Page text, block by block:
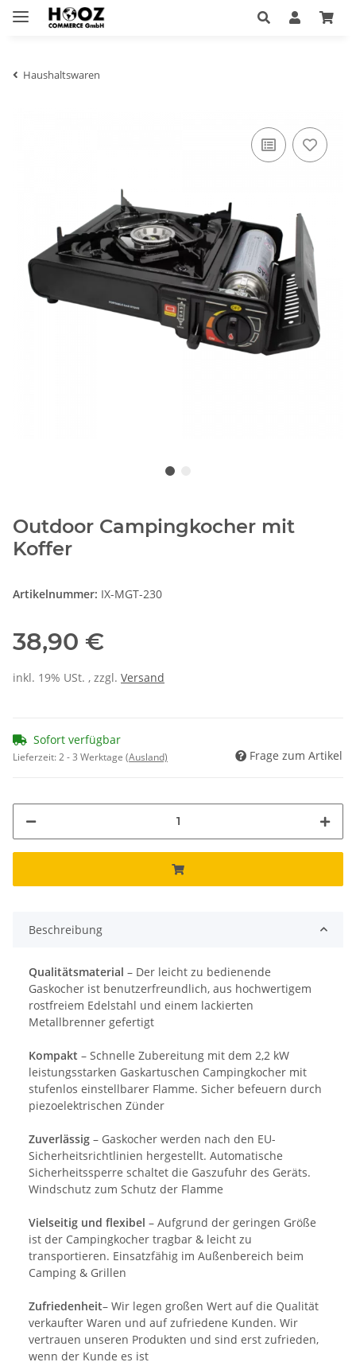
Haushaltswaren
Outdoor Campingkocher mit
Koffer
Artikelnummer: IX-MGT-230
38,90 €
inkl. 19% USt. , zzgl. Versand
Sofort verfügbar
Lieferzeit:2 - 3 Werktage (Ausland) Frage zum Artikel
Beschreibung
Qualitätsmaterial – Der leicht zu bedienende
Gaskocher ist benutzerfreundlich, aus hochwertigem
rostfreiem Edelstahl und einem lackierten
Metallbrenner gefertigt
Kompakt – Schnelle Zubereitung mit dem 2,2 kW
leistungsstarken Gaskartuschen Campingkocher mit
stufenlos einstellbarer Flamme. Sicher befeuern durch
piezoelektrischen Zünder
Zuverlässig – Gaskocher werden nach den EU-
Sicherheitsrichtlinien hergestellt. Automatische
Sicherheitssperre schaltet die Gaszufuhr des Geräts.
Windschutz zum Schutz der Flamme
Vielseitig und flexibel – Aufgrund der geringen Größe
ist der Campingkocher tragbar & leicht zu
transportieren. Einsatzfähig im Außenbereich beim
Camping & Grillen
Zufriedenheit– Wir legen großen Wert auf die Qualität
verkaufter Waren und auf zufriedene Kunden. Wir
vertrauen unseren Produkten und sind erst zufrieden,
wenn der Kunde es ist